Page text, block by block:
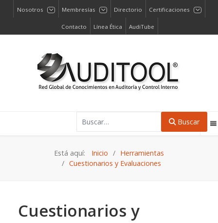
Nosotros Membresías Directorio Certificaciones
Contacto Línea Ética AudiTube
Buscar
Está aquí: Inicio
Herramientas
Cuestionarios y Evaluaciones
Cuestionarios y